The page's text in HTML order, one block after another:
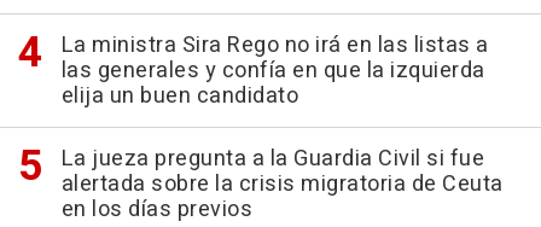
La ministra Sira Rego no irá en las listas a
las generales y confía en que la izquierda
elija un buen candidato
La jueza pregunta a la Guardia Civil si fue
alertada sobre la crisis migratoria de Ceuta
en los días previos